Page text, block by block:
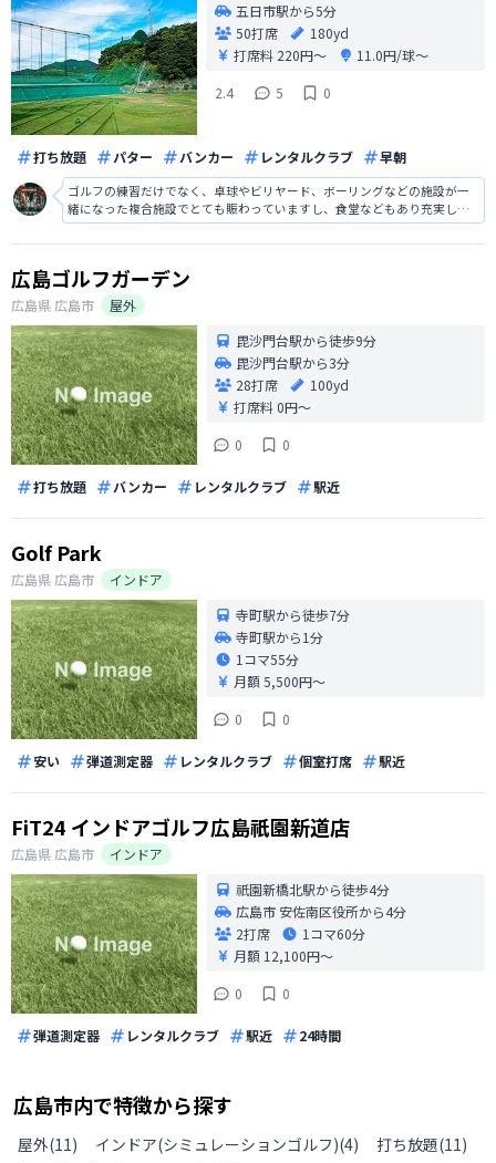
五日市駅から5分
50打席
180yd
打席料 220円〜
11.0円/球〜
2.4
5 0
打ち放題 パター バンカー レンタルクラブ 早朝
ゴルフの練習だけでなく、卓球やビリヤード、ボーリングなどの施設が一
緒になった複合施設でとても賑わっていますし、食堂などもあり充実した
施設でした。また、ゴルフ練習場も綺麗で打ちやすかったですし、とても
良い運動になり充実した時間を過ごせました。
広島ゴルフガーデン
広島県 広島市
屋外
毘沙門台駅から徒歩9分
毘沙門台駅から3分
28打席
100yd
打席料0円〜
0
0
打ち放題 バンカー レンタルクラブ 駅近
Golf Park
広島県 広島市
インドア
寺町駅から徒歩7分
寺町駅から1分
1コマ55分
月額 5,500円〜
0
0
安い 弾道測定器 レンタルクラブ 個室打席 駅近
FiT24 インドアゴルフ広島祇園新道店
広島県 広島市
インドア
祇園新橋北駅から徒歩4分
広島市 安佐南区役所から4分
2打席
1コマ60分
月額 12,100円〜
0
0
弾道測定器 レンタルクラブ 駅近 24時間
広島市内で特徴から探す
屋外(11) インドア(シミュレーションゴルフ)(4) 打ち放題(11)